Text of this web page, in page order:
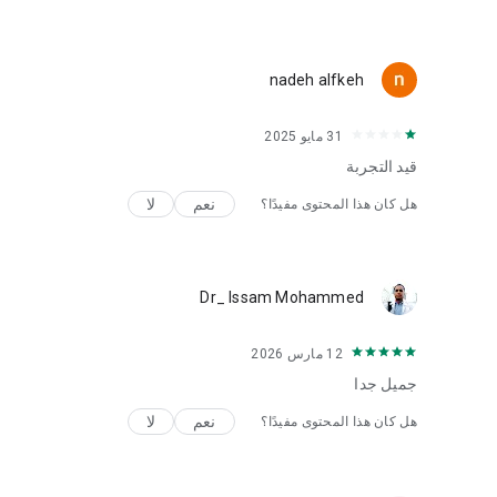
nadeh alfkeh
31 مايو 2025
قيد التجربة
هل كان هذا المحتوى مفيدًا؟ نعم لا
Dr_ Issam Mohammed
12 مارس 2026
جميل جدا
هل كان هذا المحتوى مفيدًا؟ نعم لا